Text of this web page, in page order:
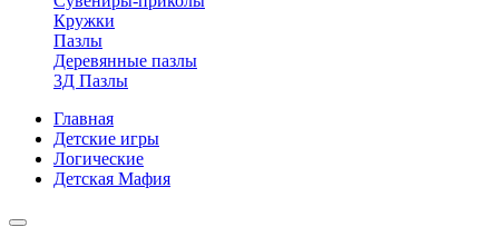
Кружки
Пазлы
Деревянные пазлы
3Д Пазлы
Главная
Детские игры
Логические
Детская Мафия